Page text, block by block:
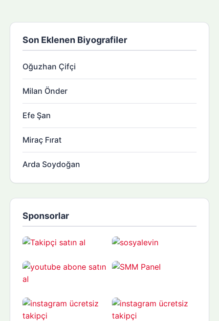
Son Eklenen Biyografiler
Oğuzhan Çifçi
Milan Önder
Efe Şan
Miraç Fırat
Arda Soydoğan
Sponsorlar